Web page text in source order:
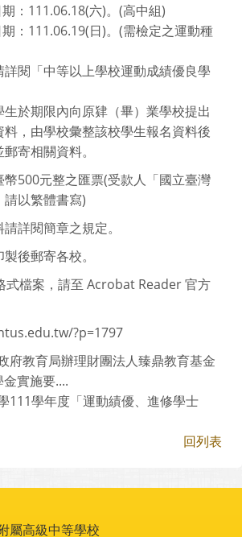
：111.06.18(六)。(高中組)
：111.06.19(日)。(需檢定之運動種
閱「中等以上學校運動成績優良學
生於期限內向原肄（畢）業學校提出
，由學校彙整該校學生報名資料後
寄相關資料。
幣500元整之匯票(受款人「國立臺灣
以繁體書寫)
詳閱簡章之規定。
後郵寄各校。
式檔案，請至 Acrobat Reader 官方
?p=1797
府教育局辦理財團法人臻鼎教育基金
實施要....
111學年度「運動績優、進修學士
回列表
屬高級中等學校